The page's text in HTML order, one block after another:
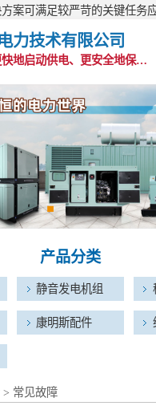
力技术有限公司
更强地电力输出、更快地启动供电、更安全地保护功能
> 常见故障
产品分类
静音发电机组
康明斯配件